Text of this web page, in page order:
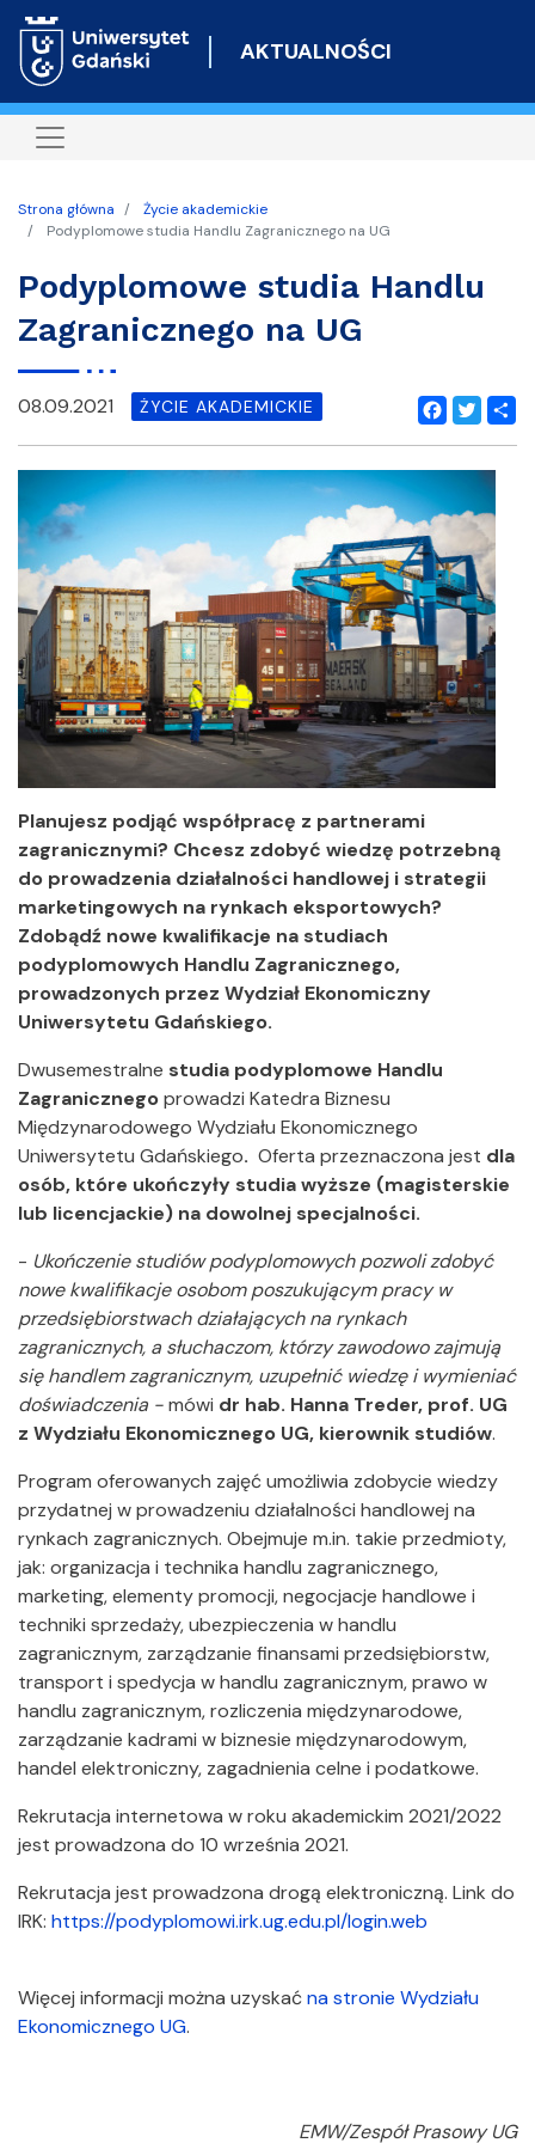
do
AKTUALNOŚCI
Strona główna
Życie akademickie
Podyplomowe studia Handlu Zagranicznego na UG
Podyplomowe studia Handlu
Zagranicznego na UG
Facebook
Twitter
08.09.2021 ŻYCIE AKADEMICKIE
Planujesz podjąć współpracę z partnerami
zagranicznymi? Chcesz zdobyć wiedzę potrzebną
do prowadzenia działalności handlowej i strategii
marketingowych na rynkach eksportowych?
Zdobądź nowe kwalifikacje na studiach
podyplomowych Handlu Zagranicznego,
prowadzonych przez Wydział Ekonomiczny
Uniwersytetu Gdańskiego.
Dwusemestralne studia podyplomowe Handlu
Zagranicznegoprowadzi Katedra Biznesu
Międzynarodowego Wydziału Ekonomicznego
Uniwersytetu Gdańskiego. Oferta przeznaczona jest dla
osób, które ukończyły studia wyższe (magisterskie
lub licencjackie) na dowolnej specjalności.
- Ukończenie studiów podyplomowych pozwoli zdobyć
nowe kwalifikacje osobom poszukującym pracy w
przedsiębiorstwach działających na rynkach
zagranicznych, a słuchaczom, którzy zawodowo zajmują
się handlem zagranicznym, uzupełnić wiedzę i wymieniać
doświadczenia -mówi dr hab. Hanna Treder, prof. UG
z Wydziału Ekonomicznego UG, kierownik studiów.
Program oferowanych zajęć umożliwia zdobycie wiedzy
przydatnej w prowadzeniu działalności handlowej na
rynkach zagranicznych. Obejmuje m.in. takie przedmioty,
jak: organizacja i technika handlu zagranicznego,
marketing, elementy promocji, negocjacje handlowe i
techniki sprzedaży, ubezpieczenia w handlu
zagranicznym, zarządzanie finansami przedsiębiorstw,
transport i spedycja w handlu zagranicznym, prawo w
handlu zagranicznym, rozliczenia międzynarodowe,
zarządzanie kadrami w biznesie międzynarodowym,
handel elektroniczny, zagadnienia celne i podatkowe.
Rekrutacja internetowa w roku akademickim 2021/2022
jest prowadzona do 10 września 2021.
Rekrutacja jest prowadzona drogą elektroniczną. Link do
IRK: https://podyplomowi.irk.ug.edu.pl/login.web
Więcej informacji można uzyskaćna stronie Wydziału
Ekonomicznego UG.
EMW/Zespół Prasowy UG